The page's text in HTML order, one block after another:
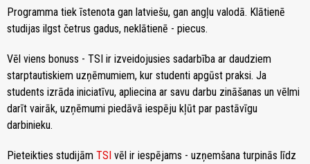
Programma tiek īstenota gan latviešu, gan angļu valodā. Klātienē
studijas ilgst četrus gadus, neklātienē - piecus.
Vēl viens bonuss - TSI ir izveidojusies sadarbība ar daudziem
starptautiskiem uzņēmumiem, kur studenti apgūst praksi. Ja
students izrāda iniciatīvu, apliecina ar savu darbu zināšanas un vēlmi
darīt vairāk, uzņēmumi piedāvā iespēju kļūt par pastāvīgu
darbinieku.
Pieteikties studijām TSI vēl ir iespējams - uzņemšana turpinās līdz